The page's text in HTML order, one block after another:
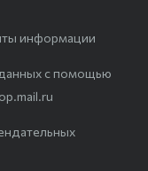
информации
с помощью